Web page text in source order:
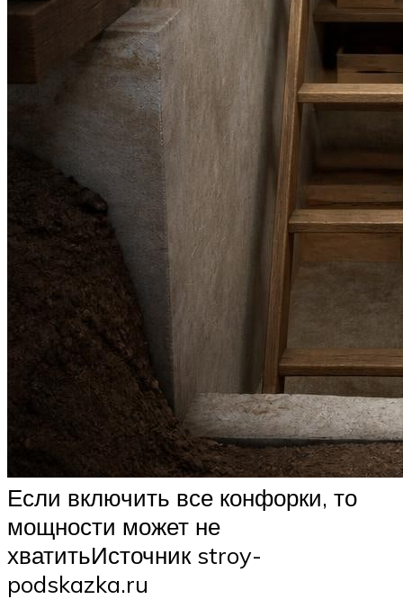
Если включить все конфорки, то
мощности может не
хватитьИсточник stroy-
podskazka.ru